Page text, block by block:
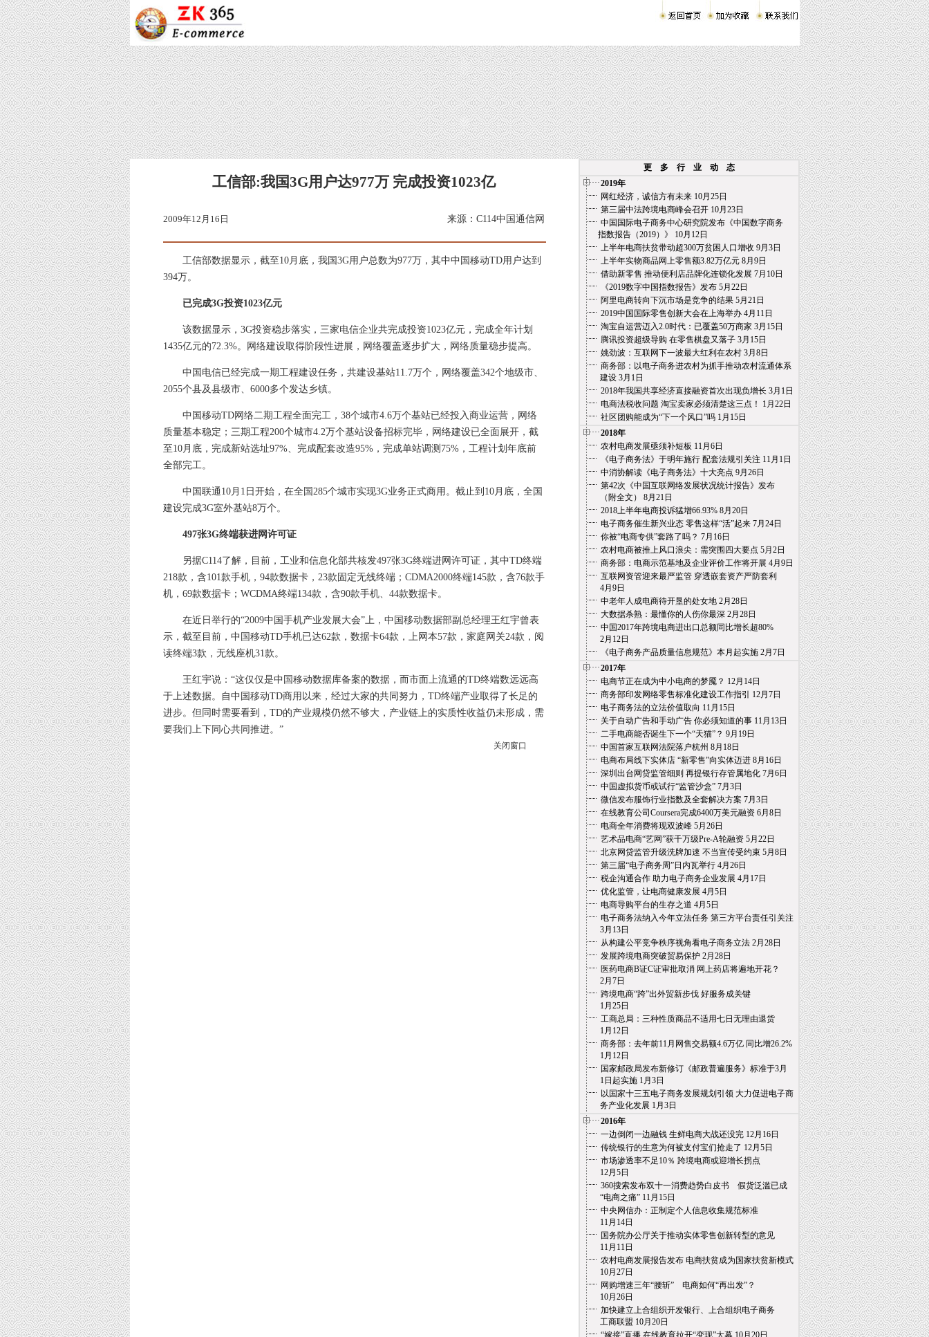
工信部:我国3G用户达977万 完成投资1023亿
2009年12月16日 来源：C114中国通信网
工信部数据显示，截至10月底，我国3G用户总数为977万，其中中国移动TD用户达到
394万。
已完成3G投资1023亿元
该数据显示，3G投资稳步落实，三家电信企业共完成投资1023亿元，完成全年计划
1435亿元的72.3%。网络建设取得阶段性进展，网络覆盖逐步扩大，网络质量稳步提高。
中国电信已经完成一期工程建设任务，共建设基站11.7万个，网络覆盖342个地级市、
2055个县及县级市、6000多个发达乡镇。
中国移动TD网络二期工程全面完工，38个城市4.6万个基站已经投入商业运营，网络
质量基本稳定；三期工程200个城市4.2万个基站设备招标完毕，网络建设已全面展开，截
至10月底，完成新站选址97%、完成配套改造95%，完成单站调测75%，工程计划年底前
全部完工。
中国联通10月1日开始，在全国285个城市实现3G业务正式商用。截止到10月底，全国
建设完成3G室外基站8万个。
497张3G终端获进网许可证
另据C114了解，目前，工业和信息化部共核发497张3G终端进网许可证，其中TD终端
218款，含101款手机，94款数据卡，23款固定无线终端；CDMA2000终端145款，含76款手
机，69款数据卡；WCDMA终端134款，含90款手机、44款数据卡。
在近日举行的“2009中国手机产业发展大会”上，中国移动数据部副总经理王红宇曾表
示，截至目前，中国移动TD手机已达62款，数据卡64款，上网本57款，家庭网关24款，阅
读终端3款，无线座机31款。
王红宇说：“这仅仅是中国移动数据库备案的数据，而市面上流通的TD终端数远远高
于上述数据。自中国移动TD商用以来，经过大家的共同努力，TD终端产业取得了长足的
进步。但同时需要看到，TD的产业规模仍然不够大，产业链上的实质性收益仍未形成，需
要我们上下同心共同推进。”
关闭窗口
更 多 行 业 动 态
2019年
网红经济，诚信方有未来 10月25日
第三届中法跨境电商峰会召开 10月23日
中国国际电子商务中心研究院发布《中国数字商务
指数报告（2019）》 10月12日
上半年电商扶贫带动超300万贫困人口增收 9月3日
上半年实物商品网上零售额3.82万亿元 8月9日
借助新零售 推动便利店品牌化连锁化发展 7月10日
《2019数字中国指数报告》发布 5月22日
阿里电商转向下沉市场是竞争的结果 5月21日
2019中国国际零售创新大会在上海举办 4月11日
淘宝自运营迈入2.0时代：已覆盖50万商家 3月15日
腾讯投资超级导购 在零售棋盘又落子 3月15日
姚劲波：互联网下一波最大红利在农村 3月8日
商务部：以电子商务进农村为抓手推动农村流通体系
建设 3月1日
2018年我国共享经济直接融资首次出现负增长 3月1日
电商法税收问题 淘宝卖家必须清楚这三点！ 1月22日
社区团购能成为“下一个风口”吗 1月15日
2018年
农村电商发展亟须补短板 11月6日
《电子商务法》于明年施行 配套法规引关注 11月1日
中消协解读《电子商务法》十大亮点 9月26日
第42次《中国互联网络发展状况统计报告》发布
（附全文） 8月21日
2018上半年电商投诉猛增66.93% 8月20日
电子商务催生新兴业态 零售这样“活”起来 7月24日
你被“电商专供”套路了吗？ 7月16日
农村电商被推上风口浪尖：需突围四大要点 5月2日
商务部：电商示范基地及企业评价工作将开展 4月9日
互联网资管迎来最严监管 穿透嵌套资产严防套利
4月9日
中老年人成电商待开垦的处女地 2月28日
大数据杀熟：最懂你的人伤你最深 2月28日
中国2017年跨境电商进出口总额同比增长超80%
2月12日
《电子商务产品质量信息规范》本月起实施 2月7日
2017年
电商节正在成为中小电商的梦魇？ 12月14日
商务部印发网络零售标准化建设工作指引 12月7日
电子商务法的立法价值取向 11月15日
关于自动广告和手动广告 你必须知道的事 11月13日
二手电商能否诞生下一个“天猫”？ 9月19日
中国首家互联网法院落户杭州 8月18日
电商布局线下实体店 “新零售”向实体迈进 8月16日
深圳出台网贷监管细则 再提银行存管属地化 7月6日
中国虚拟货币或试行“监管沙盒” 7月3日
微信发布服饰行业指数及全套解决方案 7月3日
在线教育公司Coursera完成6400万美元融资 6月8日
电商全年消费将现双波峰 5月26日
艺术品电商“艺网”获千万级Pre-A轮融资 5月22日
北京网贷监管升级洗牌加速 不当宣传受约束 5月8日
第三届“电子商务周”日内瓦举行 4月26日
税企沟通合作 助力电子商务企业发展 4月17日
优化监管，让电商健康发展 4月5日
电商导购平台的生存之道 4月5日
电子商务法纳入今年立法任务 第三方平台责任引关注
3月13日
从构建公平竞争秩序视角看电子商务立法 2月28日
发展跨境电商突破贸易保护 2月28日
医药电商B证C证审批取消 网上药店将遍地开花？
2月7日
跨境电商“跨”出外贸新步伐 好服务成关键
1月25日
工商总局：三种性质商品不适用七日无理由退货
1月12日
商务部：去年前11月网售交易额4.6万亿 同比增26.2%
1月12日
国家邮政局发布新修订《邮政普遍服务》标准于3月
1日起实施 1月3日
以国家十三五电子商务发展规划引领 大力促进电子商
务产业化发展 1月3日
2016年
一边倒闭一边融钱 生鲜电商大战还没完 12月16日
传统银行的生意为何被支付宝们抢走了 12月5日
市场渗透率不足10％ 跨境电商或迎增长拐点
12月5日
360搜索发布双十一消费趋势白皮书 假货泛滥已成
“电商之痛” 11月15日
中央网信办：正制定个人信息收集规范标准
11月14日
国务院办公厅关于推动实体零售创新转型的意见
11月11日
农村电商发展报告发布 电商扶贫成为国家扶贫新模式
10月27日
网购增速三年“腰斩” 电商如何“再出发”？
10月26日
加快建立上合组织开发银行、上合组织电子商务
工商联盟 10月20日
“嫁接”直播 在线教育拉开“变现”大幕 10月20日